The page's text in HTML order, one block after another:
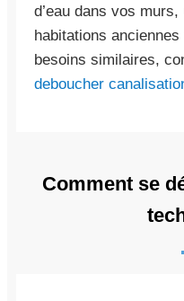
d’eau dans vos
habitations anciennes
besoins similaires,
deboucher
Comment se